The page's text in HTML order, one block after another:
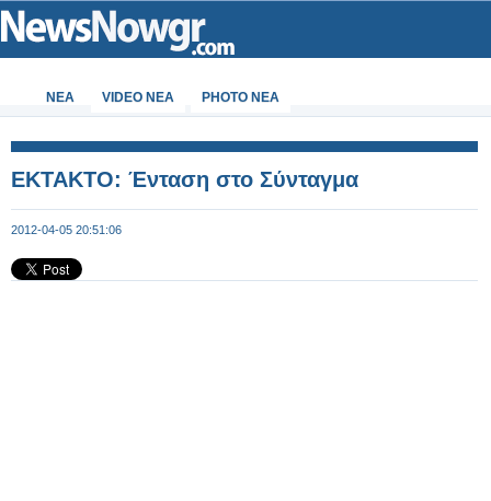
ΝΕΑ VIDEO NEA PHOTO NEA
EKTAKTO: Ένταση στο Σύνταγμα
2012-04-05 20:51:06